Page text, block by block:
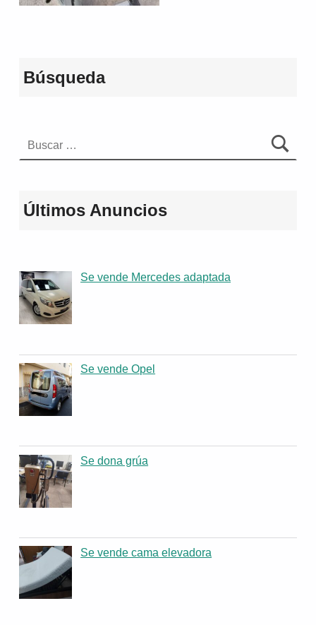
Volver a la navegación principal
Búsqueda
Últimos Anuncios
Se vende Mercedes adaptada
Se vende Opel
Se dona grúa
Se vende cama elevadora